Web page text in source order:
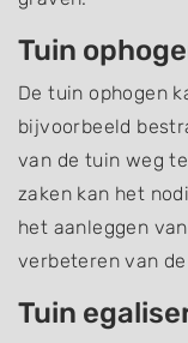
Tuin
De tuin ophogen
bijvoorbeeld
van de tuin weg
zaken kan het
het aanleggen
verbeteren van
Tuin